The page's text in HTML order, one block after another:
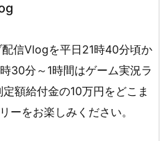
信Vlogを平日21時40分頃か
30分～1時間はゲーム実況ラ
額給付金の10万円をどこま
ーをお楽しみください。